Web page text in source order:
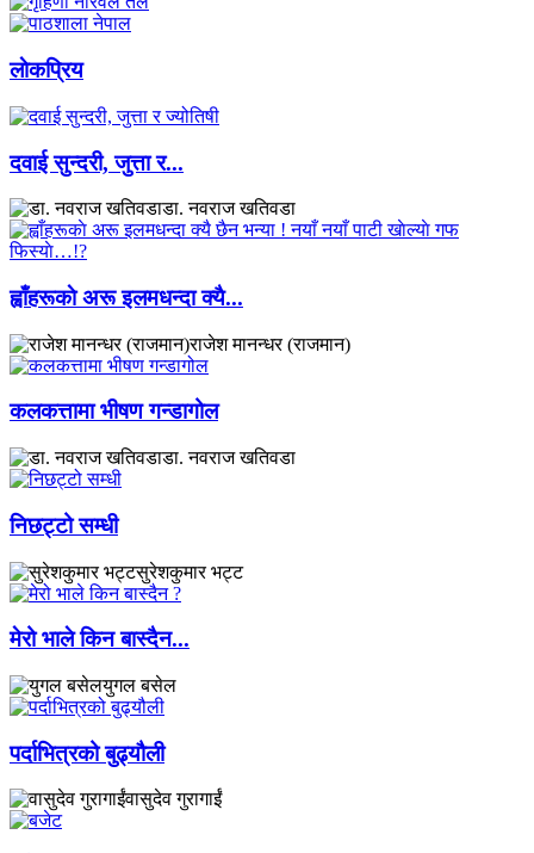
लाेकप्रिय
दवाई सुन्दरी, जुत्ता र...
डा. नवराज खतिवडा
ह्वाँहरूकाे अरू इलमधन्दा क्यै...
राजेश मानन्धर (राजमान)
कलकत्तामा भीषण गन्डागोल
डा. नवराज खतिवडा
निछट्टो सम्धी
सुरेशकुमार भट्ट
मेरो भाले किन बास्दैन...
युगल बसेल
पर्दाभित्रको बुढ्यौली
वासुदेव गुरागाईं